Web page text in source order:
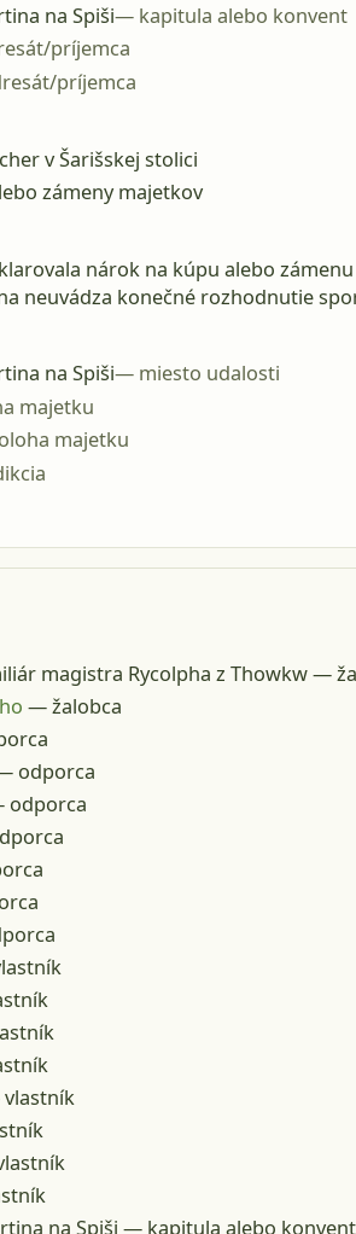
na Spiši
kapitula alebo konvent
príjemca
príjemca
v Šarišskej stolici
zámeny majetkov
nárok na kúpu alebo
neuvádza konečné rozhodnutie
na Spiši
miesto udalosti
majetku
majetku
magistra Rycolpha z Thowkw—
— žalobca
odporca
na Spiši — kapitula alebo konvent